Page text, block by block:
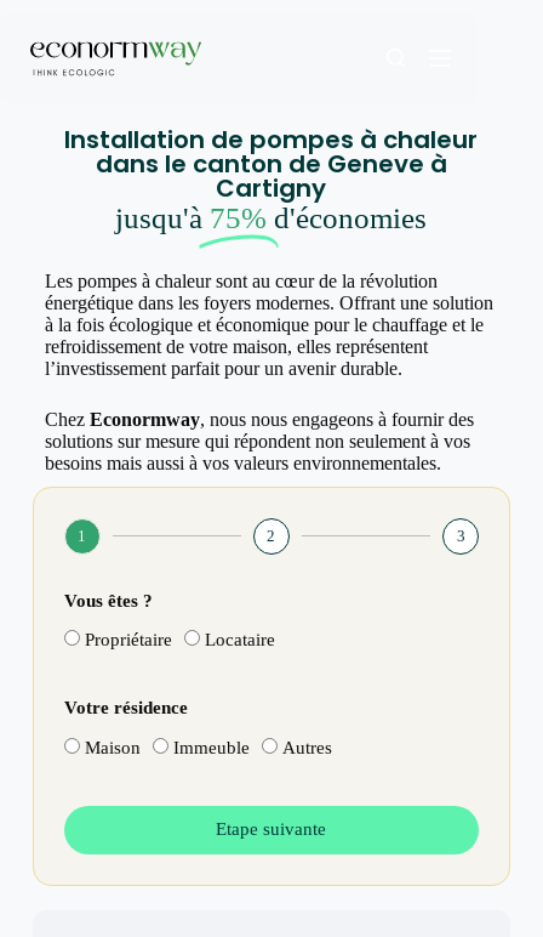
Installation de pompes à chaleur
dans le canton de Geneve à
Cartigny
jusqu'à 75% d'économies
Les pompes à chaleur sont au cœur de la révolution
énergétique dans les foyers modernes. Offrant une solution
à la fois écologique et économique pour le chauffage et le
refroidissement de votre maison, elles représentent
l’investissement parfait pour un avenir durable.
Chez Econormway, nous nous engageons à fournir des
solutions sur mesure qui répondent non seulement à vos
besoins mais aussi à vos valeurs environnementales.
1 2 3
Vous êtes ?
Propriétaire Locataire
Votre résidence
Maison Immeuble Autres
Etape suivante